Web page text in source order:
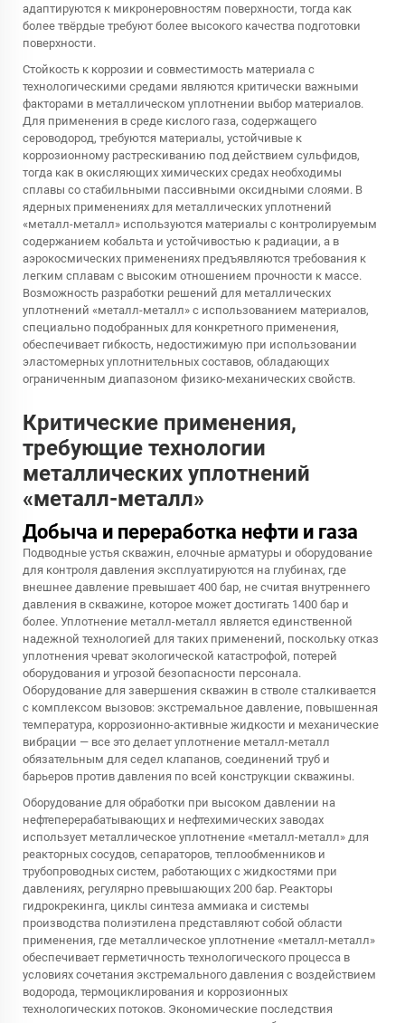
адаптируются к микронеровностям поверхности, тогда как
более твёрдые требуют более высокого качества подготовки
поверхности.
Стойкость к коррозии и совместимость материала с
технологическими средами являются критически важными
факторами в металлическом уплотнении выбор материалов.
Для применения в среде кислого газа, содержащего
сероводород, требуются материалы, устойчивые к
коррозионному растрескиванию под действием сульфидов,
тогда как в окисляющих химических средах необходимы
сплавы со стабильными пассивными оксидными слоями. В
ядерных применениях для металлических уплотнений
«металл-металл» используются материалы с контролируемым
содержанием кобальта и устойчивостью к радиации, а в
аэрокосмических применениях предъявляются требования к
легким сплавам с высоким отношением прочности к массе.
Возможность разработки решений для металлических
уплотнений «металл-металл» с использованием материалов,
специально подобранных для конкретного применения,
обеспечивает гибкость, недостижимую при использовании
эластомерных уплотнительных составов, обладающих
ограниченным диапазоном физико-механических свойств.
Критические применения,
требующие технологии
металлических уплотнений
«металл-металл»
Добыча и переработка нефти и газа
Подводные устья скважин, елочные арматуры и оборудование
для контроля давления эксплуатируются на глубинах, где
внешнее давление превышает 400 бар, не считая внутреннего
давления в скважине, которое может достигать 1400 бар и
более. Уплотнение металл-металл является единственной
надежной технологией для таких применений, поскольку отказ
уплотнения чреват экологической катастрофой, потерей
оборудования и угрозой безопасности персонала.
Оборудование для завершения скважин в стволе сталкивается
с комплексом вызовов: экстремальное давление, повышенная
температура, коррозионно-активные жидкости и механические
вибрации — все это делает уплотнение металл-металл
обязательным для седел клапанов, соединений труб и
барьеров против давления по всей конструкции скважины.
Оборудование для обработки при высоком давлении на
нефтеперерабатывающих и нефтехимических заводах
использует металлическое уплотнение «металл-металл» для
реакторных сосудов, сепараторов, теплообменников и
трубопроводных систем, работающих с жидкостями при
давлениях, регулярно превышающих 200 бар. Реакторы
гидрокрекинга, циклы синтеза аммиака и системы
производства полиэтилена представляют собой области
применения, где металлическое уплотнение «металл-металл»
обеспечивает герметичность технологического процесса в
условиях сочетания экстремального давления с воздействием
водорода, термоциклирования и коррозионных
технологических потоков. Экономические последствия